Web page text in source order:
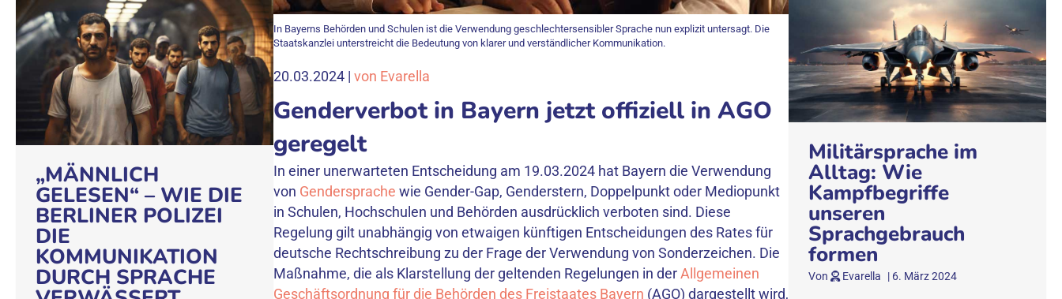
„MÄNNLICH
GELESEN“ – WIE DIE
BERLINER POLIZEI
DIE
KOMMUNIKATION
DURCH SPRACHE
In Bayerns Behörden und Schulen ist die Verwendung geschlechtersensibler Sprache nun explizit untersagt. Die
Staatskanzlei unterstreicht die Bedeutung von klarer und verständlicher Kommunikation.
20.03.2024 | von Evarella
Genderverbot in Bayern jetzt offiziell in AGO
geregelt
In einer unerwarteten Entscheidung am 19.03.2024 hat Bayern die Verwendung
von Gendersprache wie Gender-Gap, Genderstern, Doppelpunkt oder Mediopunkt
in Schulen, Hochschulen und Behörden ausdrücklich verboten sind. Diese
Regelung gilt unabhängig von etwaigen künftigen Entscheidungen des Rates für
deutsche Rechtschreibung zu der Frage der Verwendung von Sonderzeichen. Die
Maßnahme, die als Klarstellung der geltenden Regelungen in derAllgemeinen
Geschäftsordnung für die Behörden des Freistaates Bayern (AGO) dargestellt wird,
Militärsprache im
Alltag: Wie
Kampfbegriffe
unseren
Sprachgebrauch
formen
Von Evarella | 6. März 2024